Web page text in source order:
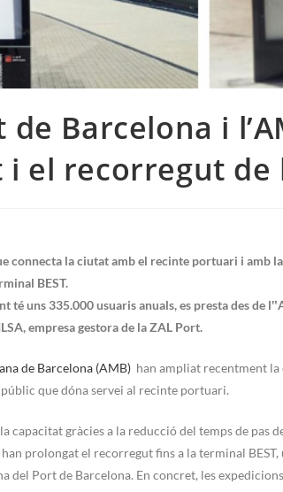
de Barcelona i
el recorregut de
connecta la ciutat amb el recinte portuari i amb la
BEST.
té uns 335.000 usuaris anuals, es presta des de
empresa gestora de la ZAL Port.
de Barcelona (AMB) han ampliat recentment
que dóna servei al recinte portuari.
capacitat gràcies a la reducció del temps de pas
prolongat el recorregut fins a la terminal
del Port de Barcelona. En concret, les